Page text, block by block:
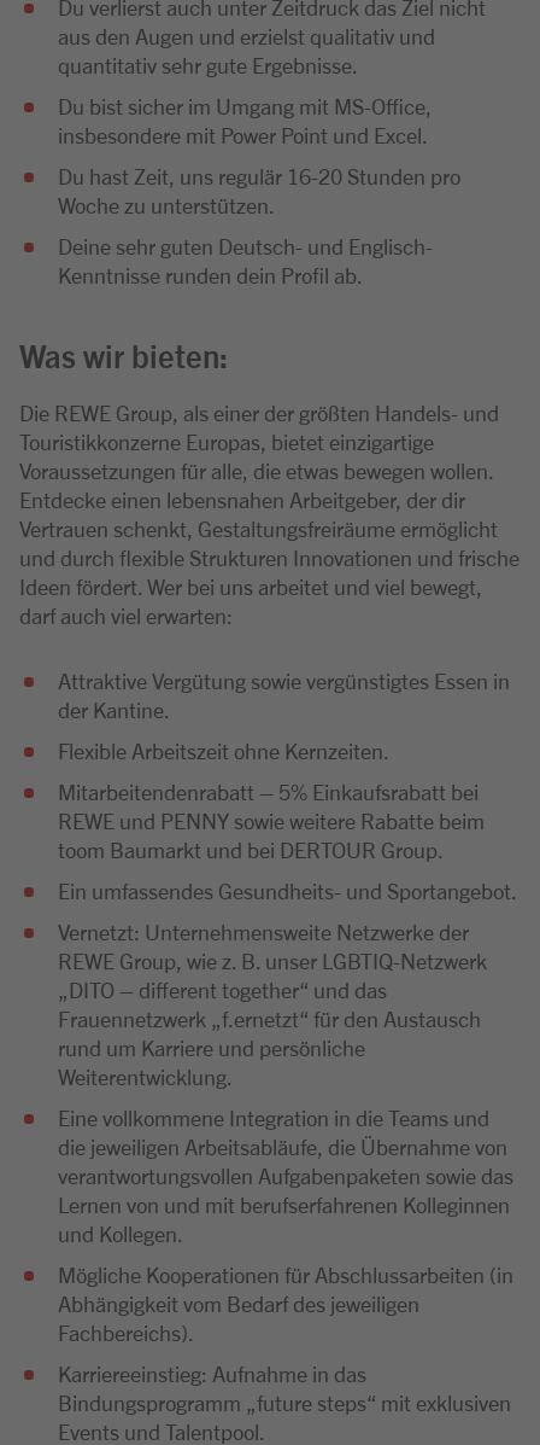
Du verlierst auch unter Zeitdruck das Ziel nicht
aus den Augen und erzielst qualitativ und
quantitativ sehr gute Ergebnisse.
Du bist sicher im Umgang mit MS-Office,
insbesondere mit Power Point und Excel.
Du hast Zeit, uns regulär 16-20 Stunden pro
Woche zu unterstützen.
Deine sehr guten Deutsch- und Englisch-
Kenntnisse runden dein Profil ab.
Was wir bieten:
Die REWE Group, als einer der größten Handels- und
Touristikkonzerne Europas, bietet einzigartige
Voraussetzungen für alle, die etwas bewegen wollen.
Entdecke einen lebensnahen Arbeitgeber, der dir
Vertrauen schenkt, Gestaltungsfreiräume ermöglicht
und durch flexible Strukturen Innovationen und frische
Ideen fördert. Wer bei uns arbeitet und viel bewegt,
darf auch viel erwarten:
Attraktive Vergütung sowie vergünstigtes Essen in
der Kantine.
Flexible Arbeitszeit ohne Kernzeiten.
Mitarbeitendenrabatt – 5% Einkaufsrabatt bei
REWE und PENNY sowie weitere Rabatte beim
toom Baumarkt und bei DERTOUR Group.
Ein umfassendes Gesundheits- und Sportangebot.
Vernetzt: Unternehmensweite Netzwerke der
REWE Group, wie z. B. unser LGBTIQ-Netzwerk
„DITO – different together“ und das
Frauennetzwerk „f.ernetzt“ für den Austausch
rund um Karriere und persönliche
Weiterentwicklung.
Eine vollkommene Integration in die Teams und
die jeweiligen Arbeitsabläufe, die Übernahme von
verantwortungsvollen Aufgabenpaketen sowie das
Lernen von und mit berufserfahrenen Kolleginnen
und Kollegen.
Mögliche Kooperationen für Abschlussarbeiten (in
Abhängigkeit vom Bedarf des jeweiligen
Fachbereichs).
Karriereeinstieg: Aufnahme in das
Bindungsprogramm „future steps“ mit exklusiven
Events und Talentpool.